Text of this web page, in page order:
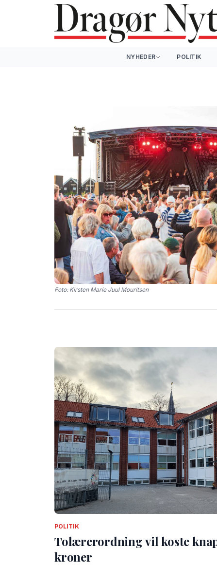
NYHEDER POLITIK
Foto: Kirsten Marie Juul Mouritsen
POLITIK
Tolærerordning vil koste
kroner